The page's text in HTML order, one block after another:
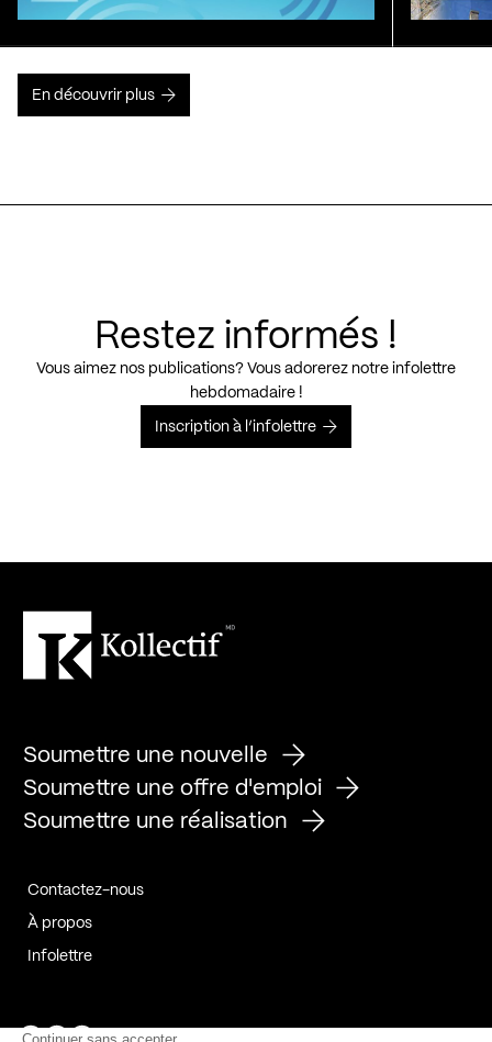
En découvrir plus
Restez informés !
Vous aimez nos publications? Vous adorerez notre infolettre
hebdomadaire !
Inscription à l’infolettre
Soumettre une nouvelle
Soumettre une offre d'emploi
Soumettre une réalisation
Contactez-nous
À propos
Infolettre
Page Facebook de Kollectif
Page Instagram de Kollectif
Page Linkedin de Kollectif